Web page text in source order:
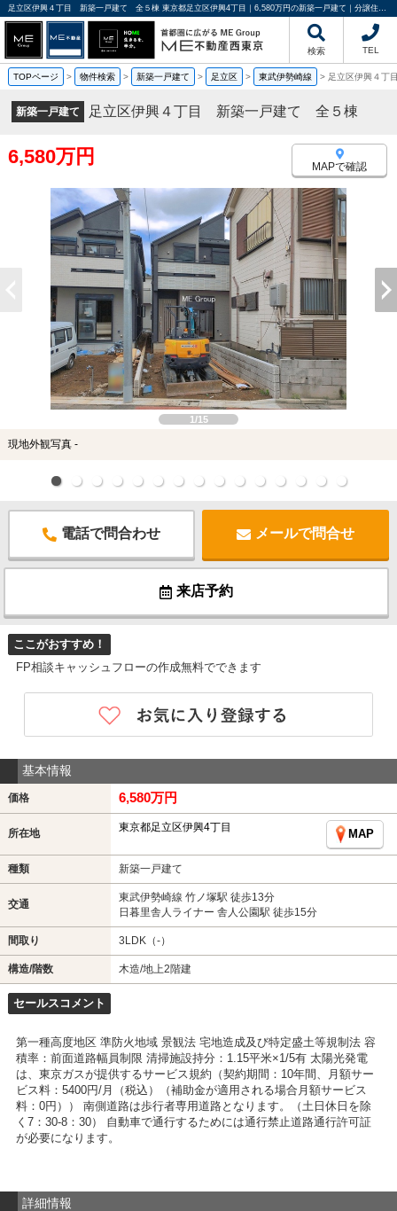
足立区伊興４丁目 新築一戸建て 全５棟 東京都足立区伊興4丁目｜6,580万円の新築一戸建て｜分譲住宅や新築物件｜ME不動産西東京
検索 TEL
TOPページ > 物件検索 > 新築一戸建て > 足立区 > 東武伊勢崎線 > 足立区伊興４
新築一戸建て 足立区伊興４丁目 新築一戸建て 全５棟
6,580万円 MAPで確認
1/15
現地外観写真 -
電話で問合わせ メールで問合せ
来店予約
ここがおすすめ！
FP相談キャッシュフローの作成無料でできます
基本情報
価格 6,580万円
所在地 東京都足立区伊興4丁目
MAP
種類 新築一戸建て
交通
東武伊勢崎線 竹ノ塚駅 徒歩13分
日暮里舎人ライナー 舎人公園駅 徒歩15分
間取り 3LDK（-）
構造/階数 木造/地上2階建
セールスコメント
第一種高度地区 準防火地域 景観法 宅地造成及び特定盛土等規制法 容
積率：前面道路幅員制限 清掃施設持分：1.15平米×1/5有 太陽光発電
は、東京ガスが提供するサービス規約（契約期間：10年間、月額サー
ビス料：5400円/月（税込）（補助金が適用される場合月額サービス
料：0円）） 南側道路は歩行者専用道路となります。（土日休日を除
く7：30-8：30） 自動車で通行するためには通行禁止道路通行許可証
が必要になります。
詳細情報